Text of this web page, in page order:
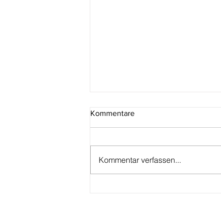
Kommentare
Kommentar verfassen...